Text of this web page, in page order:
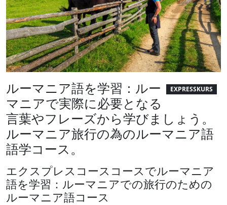
EXPRESSKURS
ルーマニア語を学習：ルー
マニアで実際に必要となる
言葉やフレーズから学びましょう。
ルーマニア旅行の為のルーマニア語
語学コース。
エクスプレスコースコースでルーマニア
語を学習：ルーマニアでの旅行のための
ルーマニア語コース